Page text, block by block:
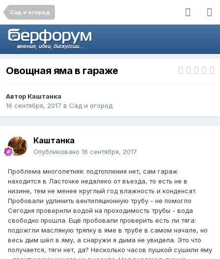
Сад и огород
Овощная яма в гараже
Автор Каштанка
16 сентября, 2017 в Сад и огород
Каштанка
Опубликовано 16 сентября, 2017
Проблема многолетняя: подтопления нет, сам гараж
находится в Ласточке недалеко от въезда, то есть не в
низине, тем не менее круглый год влажность и конденсат.
Пробовали удлинить вентиляционную трубу - не помогло
Сегодня проверили водой на проходимость трубы - вода
свободно прошла. Ещё пробовали проверить есть ли тяга:
подожгли масляную тряпку в яме в трубе в самом начале, но
весь дым шёл в яму, а снаружи я дыма не увидела. Это что
получается, тяги нет, да? Несколько часов пушкой сушили яму